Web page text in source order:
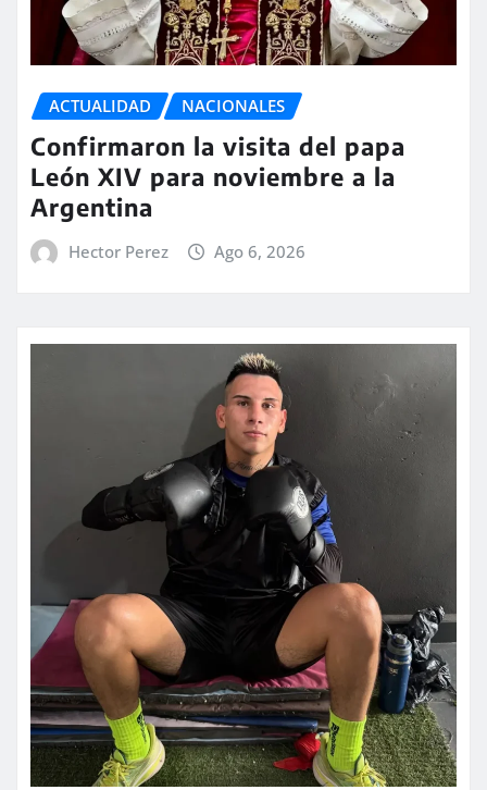
ACTUALIDAD NACIONALES
Confirmaron la visita del papa
León XIV para noviembre a la
Argentina
Hector Perez Ago 6, 2026